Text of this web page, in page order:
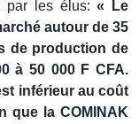
par les élus:« Le
autour de 35
de production de
à 50 000 F CFA.
inférieur au coût
que la COMINAK